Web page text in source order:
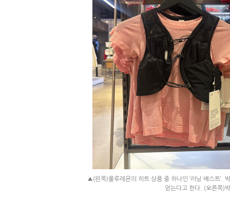
▲(왼쪽)룰루레몬의 히트 상품 중 하나인 ‘러닝 베스트’.
얻는다고 한다. (오른쪽)